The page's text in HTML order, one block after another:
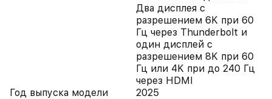
Два дисплея с
разрешением 6K при 60
Гц через Thunderbolt и
один дисплей с
разрешением 8K при 60
Гц или 4K при до 240 Гц
через HDMI
Год выпуска модели
2025